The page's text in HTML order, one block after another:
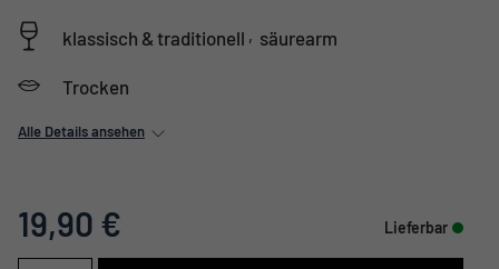
klassisch & traditionell , säurearm
Trocken
Alle Details ansehen
19,90 € Lieferbar